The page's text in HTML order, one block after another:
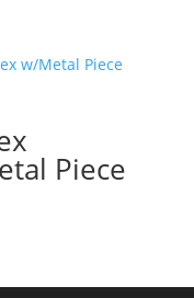
Piece